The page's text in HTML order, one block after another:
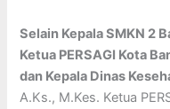
Selain Kepala SMKN 2
Ketua PERSAGI Kota
dan Kepala Dinas
A.Ks., M.Kes. Ketua